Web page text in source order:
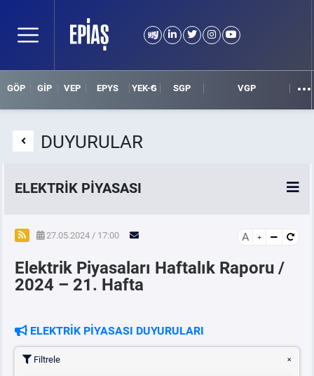
GÖP GİP VEP EPYS YEK-G SGP VGP
DUYURULAR
ELEKTRİK PİYASASI
SPOT ELEKTRİK PİYASALARI
ÖRNEK FİNANS BELGELERİ
PİYASAKAYITSÜRECİ
27.05.2024 / 17:00 A
Elektrik Piyasaları Haftalık Raporu /
2024 – 21. Hafta
ELEKTRİK PİYASASI DUYURULARI
Filtrele